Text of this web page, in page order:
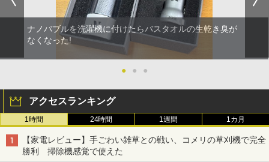
ナノバブルを洗濯機に付けたらバスタオルの生乾き臭が
なくなった!
● ● ●
アクセスランキング
1時間 24時間 1週間 1カ月
【家電レビュー】手ごわい雑草との戦い、コメリの草刈機で完全
勝利 掃除機感覚で使えた